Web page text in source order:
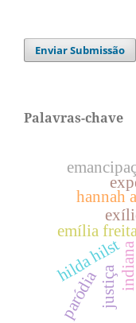
Enviar Submissão
Palavras-chave
hannah
indiana
emília
hilda hilst
justiça
paródia